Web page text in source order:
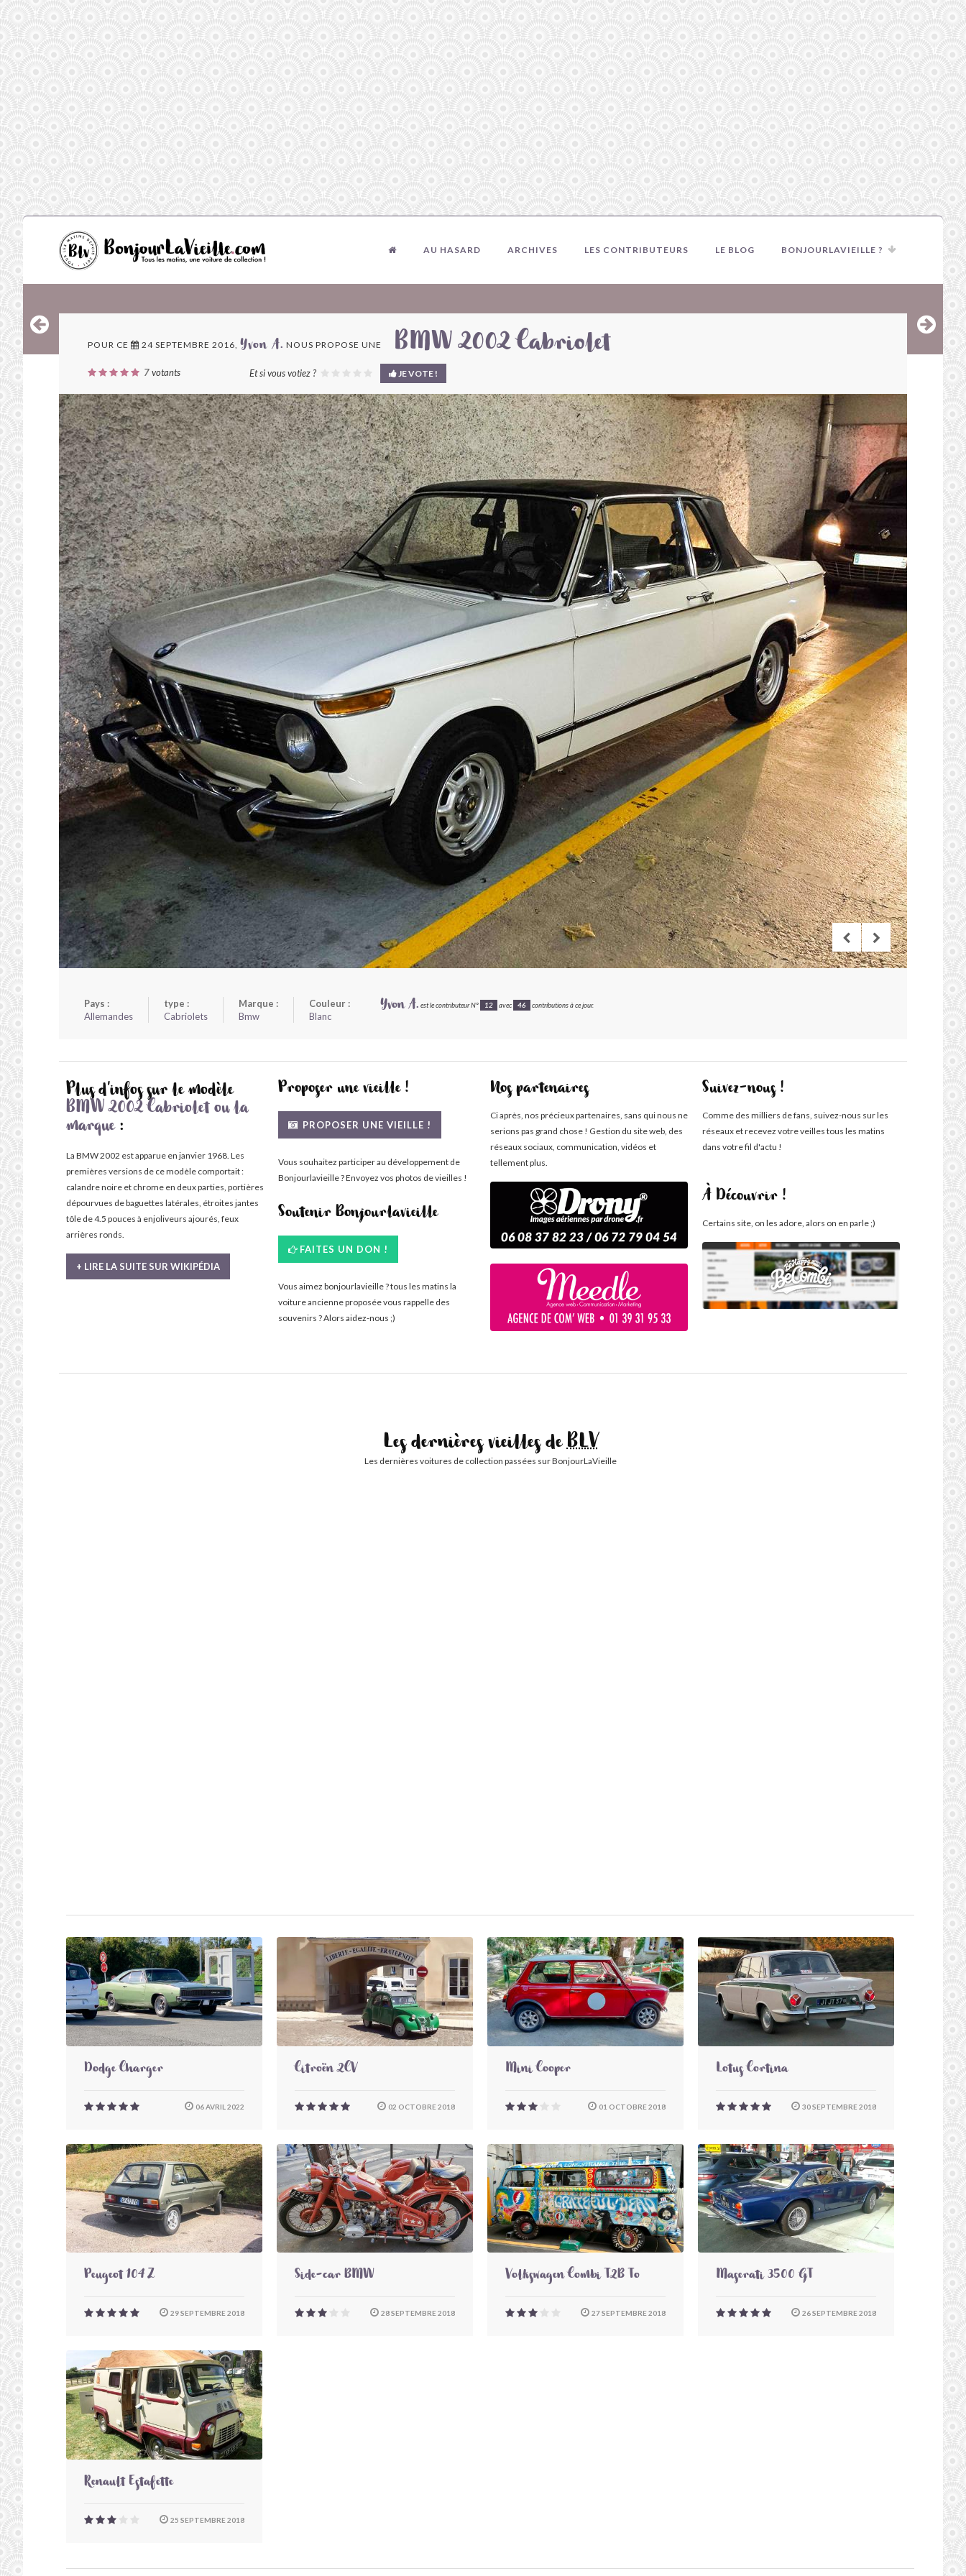
AU HASARD ARCHIVES LES CONTRIBUTEURS LE BLOG BONJOURLAVIEILLE ?
POUR CE 24 SEPTEMBRE 2016, Yvon A. NOUS PROPOSE UNE BMW 2002 Cabriolet
7votants Et si vous votiez ? JE VOTE !
Pays :
Allemandes
type :
Cabriolets
Marque :
Bmw
Couleur :
Blanc
Yvon A. est le contributeur N° 12 avec 46 contributions à ce jour.
Plus d'infos sur le modèle
BMW 2002 Cabriolet ou la
marque:
La BMW 2002 est apparue en janvier 1968. Les
premières versions de ce modèle comportait :
calandre noire et chrome en deux parties, portières
dépourvues de baguettes latérales, étroites jantes
tôle de 4.5 pouces à enjoliveurs ajourés, feux
arrières ronds.
+ LIRE LA SUITE SUR WIKIPÉDIA
Proposer une vieille !
PROPOSER UNE VIEILLE !
Vous souhaitez participer au développement de
Bonjourlavieille ? Envoyez vos photos de vieilles !
Soutenir Bonjourlavieille
FAITES UN DON !
Vous aimez bonjourlavieille ? tous les matins la
voiture ancienne proposée vous rappelle des
souvenirs ? Alors aidez-nous ;)
Nos partenaires
Ci après, nos précieux partenaires, sans qui nous ne
serions pas grand chose ! Gestion du site web, des
réseaux sociaux, communication, vidéos et
tellement plus.
Suivez-nous !
Comme des milliers de fans, suivez-nous sur les
réseaux et recevez votre veilles tous les matins
dans votre fil d'actu !
À Découvrir !
Certains site, on les adore, alors on en parle ;)
Les dernières vieilles deBLV
Les dernières voitures de collection passées sur BonjourLaVieille
Dodge Charger
06 AVRIL 2022
Citroën 2CV
02 OCTOBRE 2018
Mini Cooper
01 OCTOBRE 2018
Lotus Cortina
30 SEPTEMBRE 2018
Peugeot 104 Z
29 SEPTEMBRE 2018
Side-car BMW
28 SEPTEMBRE 2018
Volkswagen Combi T2B To
27 SEPTEMBRE 2018
Maserati 3500 GT
26 SEPTEMBRE 2018
Renault Estafette
25 SEPTEMBRE 2018